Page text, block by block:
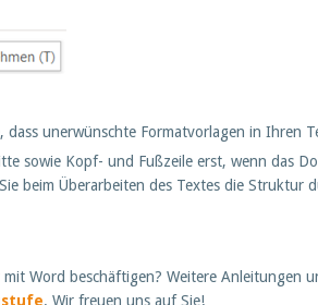
dass unerwünschte Formatvorlagen in Ihren
sowie Kopf- und Fußzeile erst, wenn das
beim Überarbeiten des Textes die Struktur
mit Word beschäftigen? Weitere Anleitungen
. Wir freuen uns auf Sie!